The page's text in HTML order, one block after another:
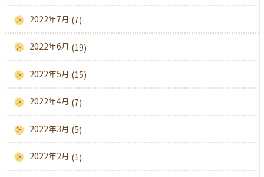
2022年7月 (7)
2022年6月 (19)
2022年5月 (15)
2022年4月 (7)
2022年3月 (5)
2022年2月 (1)